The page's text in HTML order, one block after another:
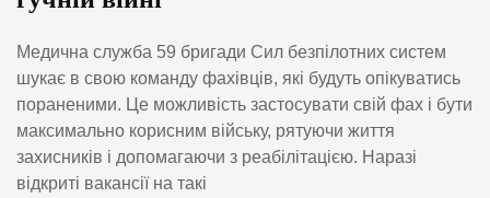
Медична служба 59 бригади Сил безпілотних систем
шукає в свою команду фахівців, які будуть опікуватись
пораненими. Це можливість застосувати свій фах і бути
максимально корисним війську, рятуючи життя
захисників і допомагаючи з реабілітацією. Наразі
відкриті вакансії на такі